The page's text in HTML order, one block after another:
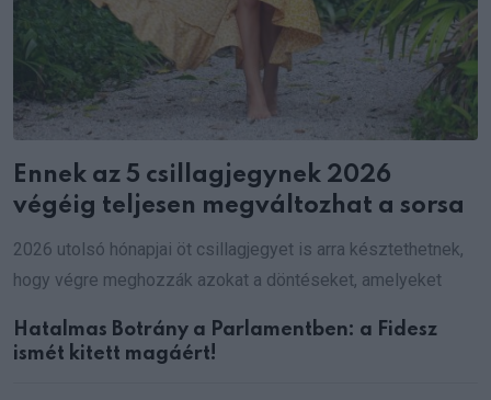
Ennek az 5 csillagjegynek 2026
végéig teljesen megváltozhat a sorsa
2026 utolsó hónapjai öt csillagjegyet is arra késztethetnek,
hogy végre meghozzák azokat a döntéseket, amelyeket
Hatalmas Botrány a Parlamentben: a Fidesz
ismét kitett magáért!